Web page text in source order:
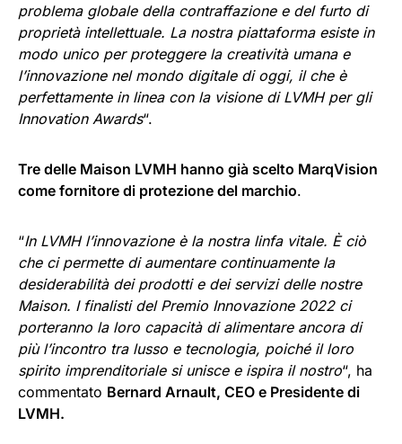
problema globale della contraffazione e del furto di
proprietà intellettuale. La nostra piattaforma esiste in
modo unico per proteggere la creatività umana e
l’innovazione nel mondo digitale di oggi, il che è
perfettamente in linea con la visione di LVMH per gli
Innovation Awards“.
Tre delle Maison LVMH hanno già scelto MarqVision
come fornitore di protezione del marchio.
“In LVMH l’innovazione è la nostra linfa vitale. È ciò
che ci permette di aumentare continuamente la
desiderabilità dei prodotti e dei servizi delle nostre
Maison. I finalisti del Premio Innovazione 2022 ci
porteranno la loro capacità di alimentare ancora di
più l’incontro tra lusso e tecnologia, poiché il loro
spirito imprenditoriale si unisce e ispira il nostro“, ha
commentato Bernard Arnault, CEO e Presidente di
LVMH.